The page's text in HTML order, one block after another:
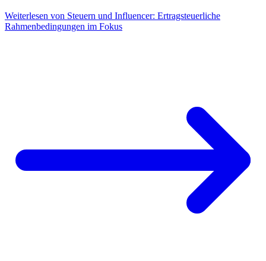
Weiterlesen von Steuern und Influencer: Ertragsteuerliche
Rahmenbedingungen im Fokus